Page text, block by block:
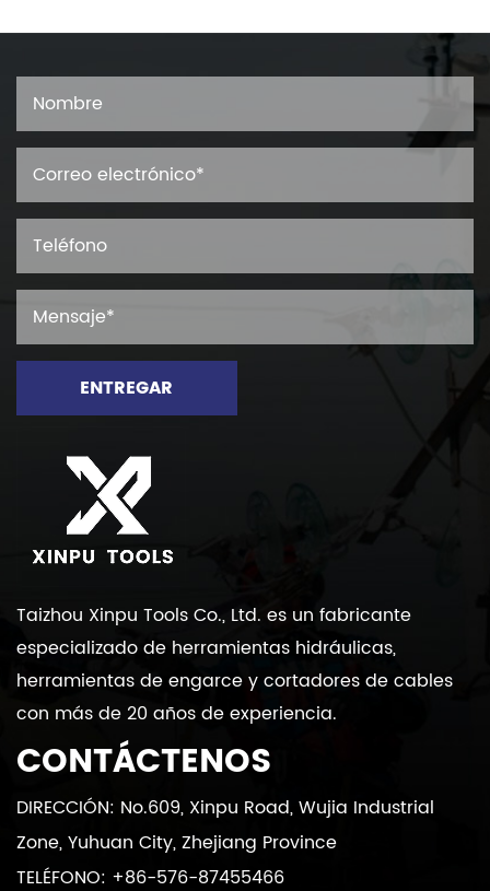
ENTREGAR
Taizhou Xinpu Tools Co., Ltd. es un fabricante
especializado de herramientas hidráulicas,
herramientas de engarce y cortadores de cables
con más de 20 años de experiencia.
CONTÁCTENOS
DIRECCIÓN: No.609, Xinpu Road, Wujia Industrial
Zone, Yuhuan City, Zhejiang Province
TELÉFONO: +86-576-87455466